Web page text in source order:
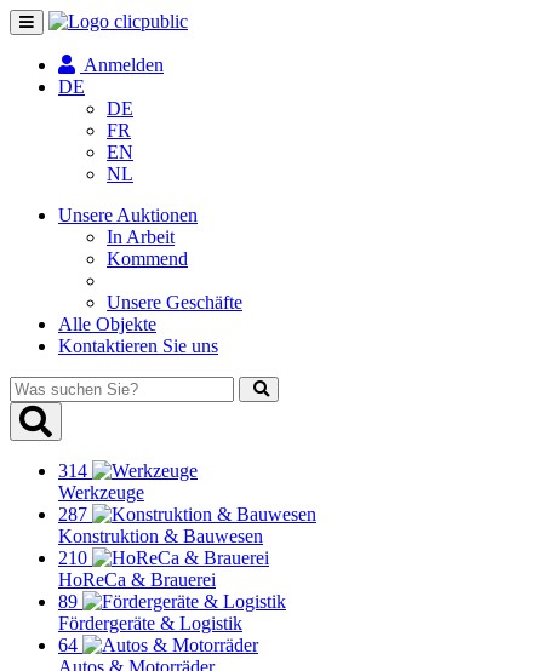
Navigation
umschalten
Anmelden
DE
DE
FR
EN
NL
Unsere Auktionen
In Arbeit
Kommend
Unsere Geschäfte
Alle Objekte
Kontaktieren Sie uns
Was
suchen
Sie?
314
Werkzeuge
287
Konstruktion & Bauwesen
210
HoReCa & Brauerei
89
Fördergeräte & Logistik
64
Autos & Motorräder